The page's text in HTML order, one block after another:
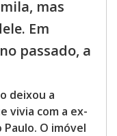
mas
Em
passado, a
deixou a
vivia com a ex-
O imóvel